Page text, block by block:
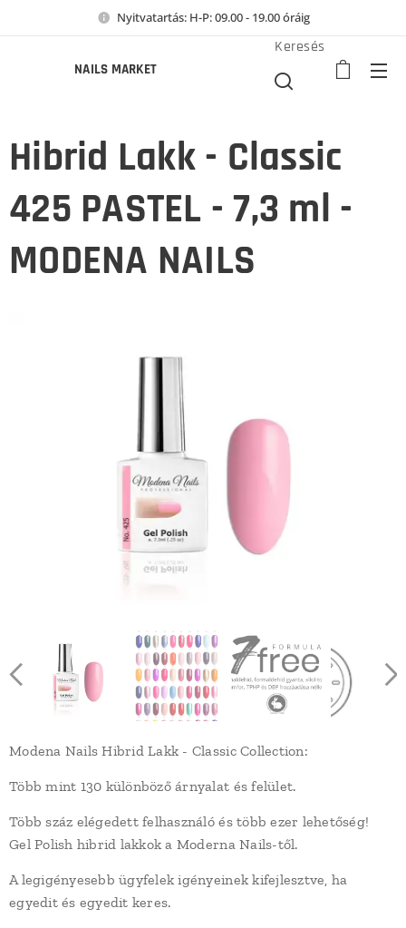
Nyitvatartás: H-P: 09.00 - 19.00 óráig
NAILS MARKET
Keresés
Hibrid Lakk - Classic
425 PASTEL - 7,3 ml -
MODENA NAILS
Modena Nails Hibrid Lakk - Classic Collection:
Több mint 130 különböző árnyalat és felület.
Több száz elégedett felhasználó és több ezer lehetőség!
Gel Polish hibrid lakkok a Moderna Nails-től.
A legigényesebb ügyfelek igényeinek kifejlesztve, ha
egyedit és egyedit keres.